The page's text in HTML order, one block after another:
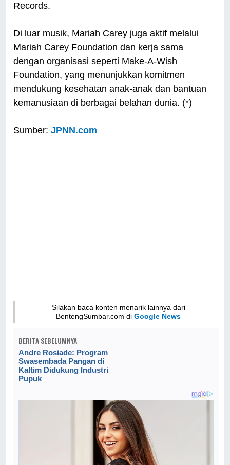
Records.
Di luar musik, Mariah Carey juga aktif melalui
Mariah Carey Foundation dan kerja sama
dengan organisasi seperti Make-A-Wish
Foundation, yang menunjukkan komitmen
mendukung kesehatan anak-anak dan bantuan
kemanusiaan di berbagai belahan dunia. (*)
Sumber:JPNN.com
Silakan baca konten menarik lainnya dari
BentengSumbar.com diGoogle News
BERITA SEBELUMNYA
Andre Rosiade: Program
Swasembada Pangan di
Kaltim Didukung Industri
Pupuk